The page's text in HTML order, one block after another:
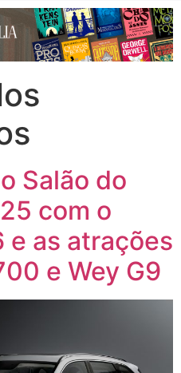
Salão do
com o
e as atrações
e Wey G9